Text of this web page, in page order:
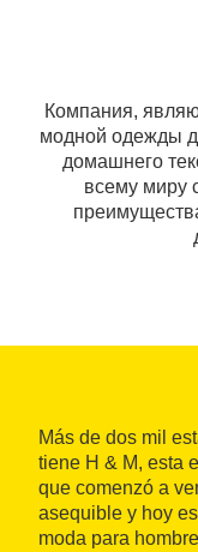
Компания,
модной одежды
домашнего
всему миру
Más de dos mil
tiene H & M, esta
que comenzó a
asequible y hoy
moda para